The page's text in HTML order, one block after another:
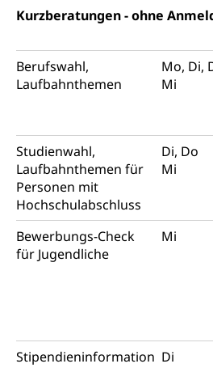
Kurzberatungen - ohne
Berufswahl,
Laufbahnthemen
Mo, Di,
Mi
Studienwahl,
Laufbahnthemen für
Personen mit
Hochschulabschluss
Di, Do
Mi
Bewerbungs-Check
für Jugendliche
Mi
Stipendieninformation Di
Invalidenversicherung
Soziale
Sucht
Ambulant vor stationär, AVOS,
Altersrente, Invalidenrente,
Sozialversicherung,
Pensionskasse, erste Säule,
Ergänzungsleistungen,
Todesfallversicherung
AHV-Hinterlassenenrente
AHV-Beiträge
IV-Leistungen
Behinderung
Körperbehinderung, körperliche
geistige Behinderung,
Erwerbsunfähigkeit, Behinderte
Archive und Bibliotheken